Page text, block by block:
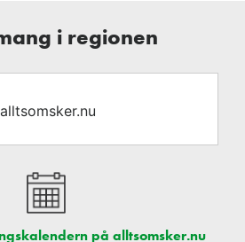
i regionen
på alltsomsker.nu